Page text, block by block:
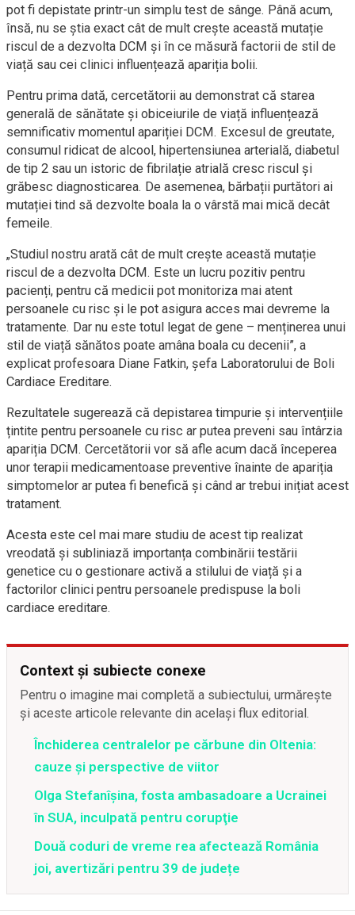
pot fi depistate printr-un simplu test de sânge. Până acum,
însă, nu se știa exact cât de mult crește această mutație
riscul de a dezvolta DCM și în ce măsură factorii de stil de
viață sau cei clinici influențează apariția bolii.
Pentru prima dată, cercetătorii au demonstrat că starea
generală de sănătate și obiceiurile de viață influențează
semnificativ momentul apariției DCM. Excesul de greutate,
consumul ridicat de alcool, hipertensiunea arterială, diabetul
de tip 2 sau un istoric de fibrilație atrială cresc riscul și
grăbesc diagnosticarea. De asemenea, bărbații purtători ai
mutației tind să dezvolte boala la o vârstă mai mică decât
femeile.
„Studiul nostru arată cât de mult crește această mutație
riscul de a dezvolta DCM. Este un lucru pozitiv pentru
pacienți, pentru că medicii pot monitoriza mai atent
persoanele cu risc și le pot asigura acces mai devreme la
tratamente. Dar nu este totul legat de gene – menținerea unui
stil de viață sănătos poate amâna boala cu decenii”, a
explicat profesoara Diane Fatkin, șefa Laboratorului de Boli
Cardiace Ereditare.
Rezultatele sugerează că depistarea timpurie și intervențiile
țintite pentru persoanele cu risc ar putea preveni sau întârzia
apariția DCM. Cercetătorii vor să afle acum dacă începerea
unor terapii medicamentoase preventive înainte de apariția
simptomelor ar putea fi benefică și când ar trebui inițiat acest
tratament.
Acesta este cel mai mare studiu de acest tip realizat
vreodată și subliniază importanța combinării testării
genetice cu o gestionare activă a stilului de viață și a
factorilor clinici pentru persoanele predispuse la boli
cardiace ereditare.
Context și subiecte conexe
Pentru o imagine mai completă a subiectului, urmărește
și aceste articole relevante din același flux editorial.
Închiderea centralelor pe cărbune din Oltenia:
cauze și perspective de viitor
Olga Stefanîşina, fosta ambasadoare a Ucrainei
în SUA, inculpată pentru corupţie
Două coduri de vreme rea afectează România
joi, avertizări pentru 39 de județe